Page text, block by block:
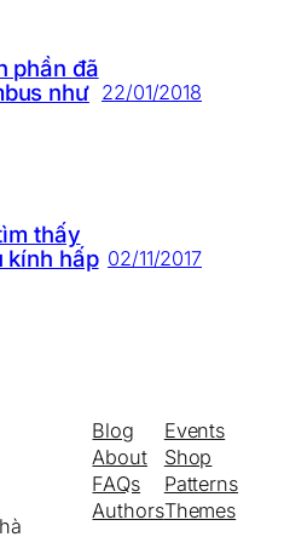
phần đã
như 22/01/2018
thấy
kính hấp 02/11/2017
Blog
About
FAQs
Authors
Events
Shop
Patterns
Themes